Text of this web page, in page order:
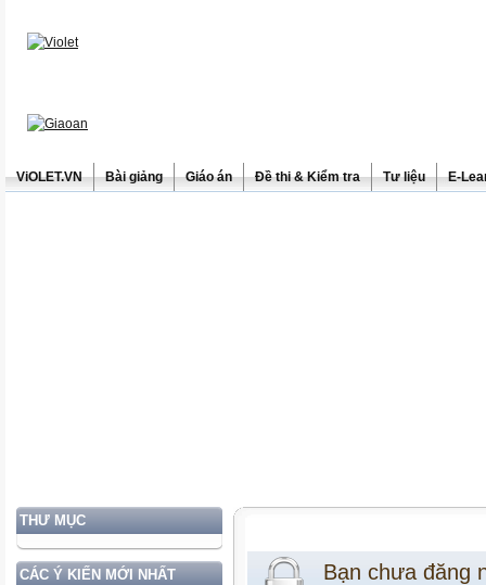
ViOLET.VN Bài giảng Giáo án Đề thi & Kiểm tra Tư liệu E-
THƯ MỤC
CÁC Ý KIẾN MỚI NHẤT Bạn chưa đăng